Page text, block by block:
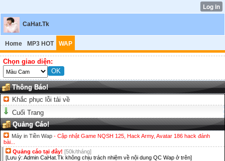
CaHat.Tk
Home MP3 HOT WAP
Chọn giao diện:
Thông Báo!
Khắc phục lỗi tải về
Cuối Trang
Quảng Cáo!
Máy in Tiền Wap - Cập nhật Game NQSH 125, Hack Army, Avatar 186 hack đánh
bài...
Quảng cáo tại đây! [50k/tháng]
[Lưu ý: Admin CaHat.Tk không chịu trách nhiệm về nội dung QC Wap ở trên]